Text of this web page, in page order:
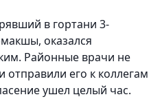
в гортани 3-
оказался
Районные врачи не
его к коллегам
ушел целый час.